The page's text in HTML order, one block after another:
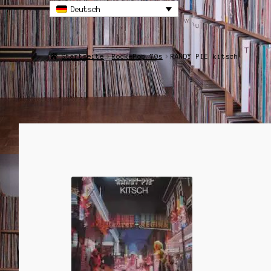
Deutsch
Startseite Rock-Pop 70s RANDY PIE kitsch
ANGEBOT!